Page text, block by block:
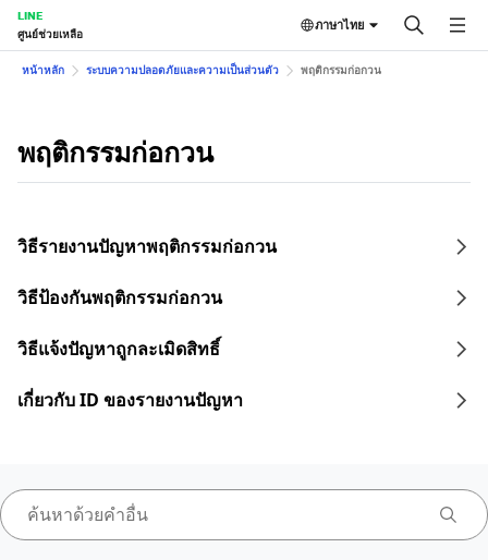
LINE
ศูนย์ช่วยเหลือ
ภาษาไทย
หน้าหลัก ระบบความปลอดภัยและความเป็นส่วนตัว พฤติกรรมก่อกวน
พฤติกรรมก่อกวน
วิธีรายงานปัญหาพฤติกรรมก่อกวน
วิธีป้องกันพฤติกรรมก่อกวน
วิธีแจ้งปัญหาถูกละเมิดสิทธิ์
เกี่ยวกับ ID ของรายงานปัญหา